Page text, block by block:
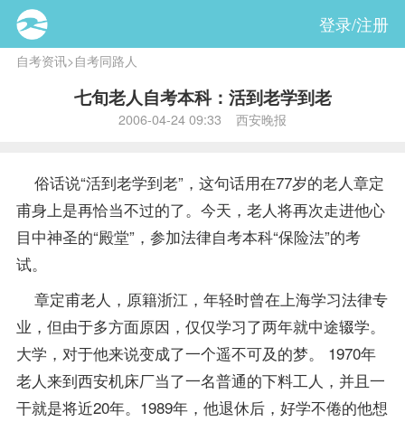
登录/注册
自考资讯>自考同路人
七旬老人自考本科：活到老学到老
2006-04-24 09:33 西安晚报
俗话说“活到老学到老”，这句话用在77岁的老人章定
甫身上是再恰当不过的了。今天，老人将再次走进他心
目中神圣的“殿堂”，参加法律自考本科“保险法”的考
试。
章定甫老人，原籍浙江，年轻时曾在上海学习法律专
业 ，但由于多方面原因，仅仅学习了两年就中途辍学。
大学，对于他来说变成了一个遥不可及的梦。 1970年
老人来到西安机床厂当了一名普通的下料工人，并且一
干就是将近20年。1989年，他退休后，好学不倦的他想